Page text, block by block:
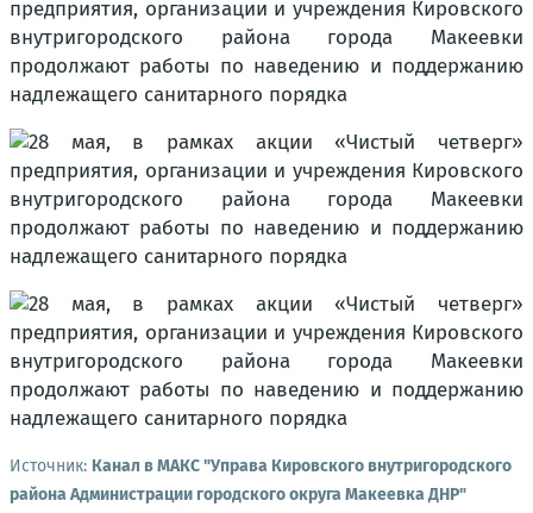
Источник: Канал в МАКС "Управа Кировского внутригородского
района Администрации городского округа Макеевка ДНР"